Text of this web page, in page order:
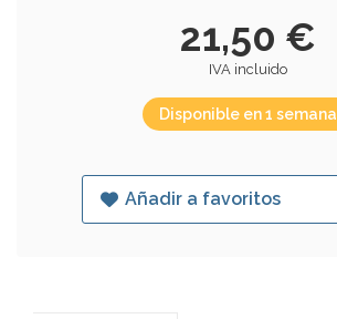
21,50 €
IVA incluido
Disponible en 1 semana
Añadir a favoritos